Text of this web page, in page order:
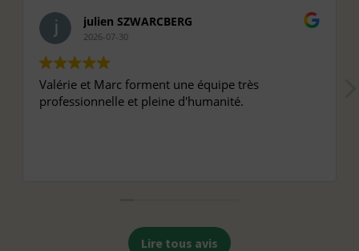
julien SZWARCBERG
2026-07-30
Valérie et Marc forment une équipe très
professionnelle et pleine d'humanité.
Lire tous avis